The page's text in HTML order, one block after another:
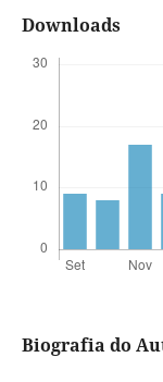
Downloads
Biografia do